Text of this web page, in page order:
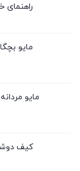
مایو
مایو
کیف